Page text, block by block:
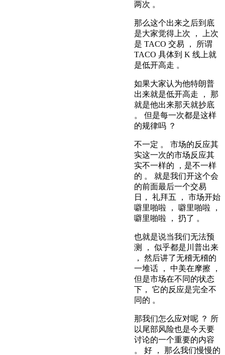
两次 。
那么这个出来之后到底
是大家觉得上次 ， 上次
是 TACO 交易 ， 所谓
TACO 具体到 K 线上就
是低开高走 。
如果大家认为他特朗普
出来就是低开高走 ， 那
就是他出来那天就抄底
。 但是每一次都是这样
的规律吗 ？
不一定 。 市场的反应其
实这一次的市场反应其
实不一样的 ，是不一样
的 。 就是我们开这个会
的前面最后一个交易
日， 礼拜五 ， 市场开始
噼里啪啦 ， 噼里啪啦 ，
噼里啪啦 ， 扔了 。
也就是说当我们无法预
测 ， 似乎都是川普出来
， 然后讲了无稽无稽的
一堆话 ， 中美在摩擦 ，
但是市场在不同的状态
下， 它的反应是完全不
同的 。
那我们怎么应对呢 ？ 所
以尾部风险也是今天要
讨论的一个重要的内容
。 好 ， 那么我们慢慢的